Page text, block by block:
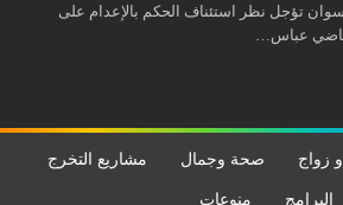
تؤجل نظر استئناف الحكم بالإعدام على
عباس…
زواج صحة وجمال مشاريع التخرج
البرامج منوعات